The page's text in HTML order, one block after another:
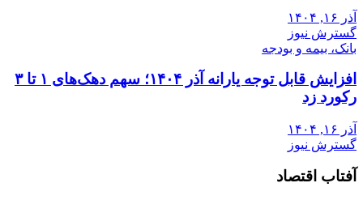
آذر ۱۶, ۱۴۰۴
گسترش نیوز
بانک، بیمه و بودجه
افزایش قابل توجه یارانه آذر ۱۴۰۴؛ سهم دهک‌های ۱ تا ۳
رکورد زد
آذر ۱۶, ۱۴۰۴
گسترش نیوز
آفتاب اقتصاد